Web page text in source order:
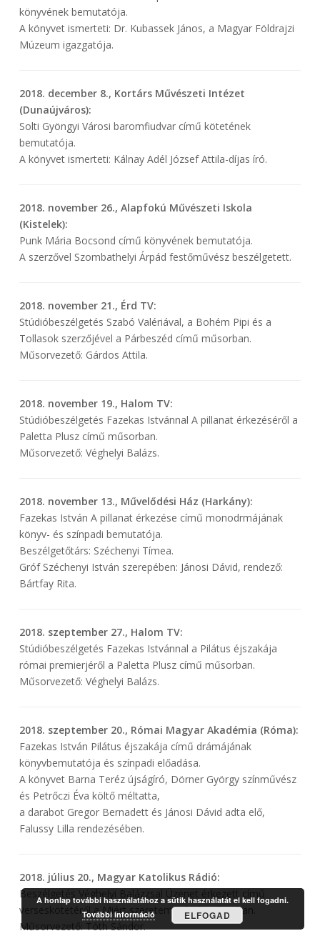
könyvének bemutatója.
A könyvet ismerteti: Dr. Kubassek János, a Magyar Földrajzi
Múzeum igazgatója.
2018. december 8., Kortárs Művészeti Intézet
(Dunaújváros):
Solti Gyöngyi Városi baromfiudvar című kötetének
bemutatója.
A könyvet ismerteti: Kálnay Adél József Attila-díjas író.
2018. november 26., Alapfokú Művészeti Iskola
(Kistelek):
Punk Mária Bocsond című könyvének bemutatója.
A szerzővel Szombathelyi Árpád festőművész beszélgetett.
2018. november 21., Érd TV:
Stúdióbeszélgetés Szabó Valériával, a Bohém Pipi és a
Tollasok szerzőjével a Párbeszéd című műsorban.
Műsorvezető: Gárdos Attila.
2018. november 19., Halom TV:
Stúdióbeszélgetés Fazekas Istvánnal A pillanat érkezéséről a
Paletta Plusz című műsorban.
Műsorvezető: Véghelyi Balázs.
2018. november 13., Művelődési Ház (Harkány):
Fazekas István A pillanat érkezése című monodrmájának
könyv- és színpadi bemutatója.
Beszélgetőtárs: Széchenyi Tímea.
Gróf Széchenyi István szerepében: Jánosi Dávid, rendező:
Bártfay Rita.
2018. szeptember 27., Halom TV:
Stúdióbeszélgetés Fazekas Istvánnal a Pilátus éjszakája
római premierjéről a Paletta Plusz című műsorban.
Műsorvezető: Véghelyi Balázs.
2018. szeptember 20., Római Magyar Akadémia (Róma):
Fazekas István Pilátus éjszakája című drámájának
könyvbemutatója és színpadi előadása.
A könyvet Barna Teréz újságíró, Dörner György színművész
és Petrőczi Éva költő méltatta,
a darabot Gregor Bernadett és Jánosi Dávid adta elő,
Falussy Lilla rendezésében.
2018. július 20., Magyar Katolikus Rádió:
Beszélgetés Véghelyi Balázzsal Üzenet érkezett című
verseskötetéről a Miért szeretem? című műsorban.
Műsorvezető: Tóth Sándor.
A honlap további használatához a sütik használatát el kell fogadni.
További információ
ELFOGAD